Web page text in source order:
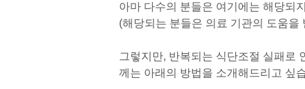
아마 다수의 분들은 여기에는 해당되
(해당되는 분들은 의료 기관의 도움
그렇지만, 반복되는 식단조절 실패로
께는 아래의 방법을 소개해드리고 싶